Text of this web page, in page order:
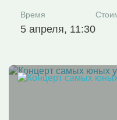
Время
5 апреля, 11:30